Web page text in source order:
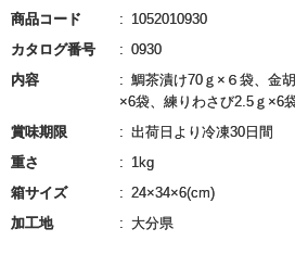
商品コード
1052010930
カタログ番号
0930
内容
鯛茶漬け70ｇ×６袋、金
×6袋、練りわさび2.5ｇ×6
賞味期限
出荷日より冷凍30日間
重さ
1kg
箱サイズ
24×34×6(cm)
加工地
大分県